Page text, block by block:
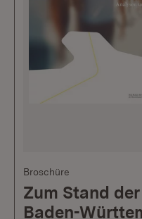
Broschüre
Zum Stand
Baden-